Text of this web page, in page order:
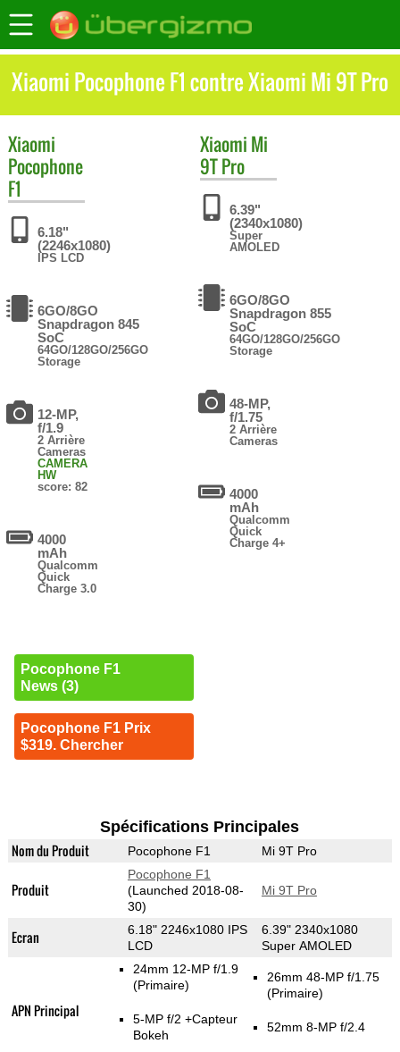
Xiaomi Pocophone F1 contre Xiaomi Mi 9T Pro
Xiaomi
Pocophone
F1
6.18"
(2246x1080)
IPS LCD
6GO/8GO
Snapdragon 845
SoC
64GO/128GO/256GO
Storage
12-MP,
f/1.9
2 Arrière
Cameras
CAMERA
HW
score: 82
4000
mAh
Qualcomm
Quick
Charge 3.0
Pocophone F1
News (3)
Pocophone F1 Prix
$319. Chercher
Xiaomi Mi
9T Pro
6.39"
(2340x1080)
Super
AMOLED
6GO/8GO
Snapdragon 855
SoC
64GO/128GO/256GO
Storage
48-MP,
f/1.75
2 Arrière
Cameras
4000
mAh
Qualcomm
Quick
Charge 4+
Spécifications Principales
Nom du Produit Pocophone F1 Mi 9T Pro
Produit
Pocophone F1
(Launched 2018-08-
30)
Mi 9T Pro
Ecran
6.18" 2246x1080 IPS
LCD
6.39" 2340x1080
Super AMOLED
APN Principal
24mm 12-MP f/1.9
(Primaire)
5-MP f/2 +Capteur
Bokeh
26mm 48-MP f/1.75
(Primaire)
52mm 8-MP f/2.4